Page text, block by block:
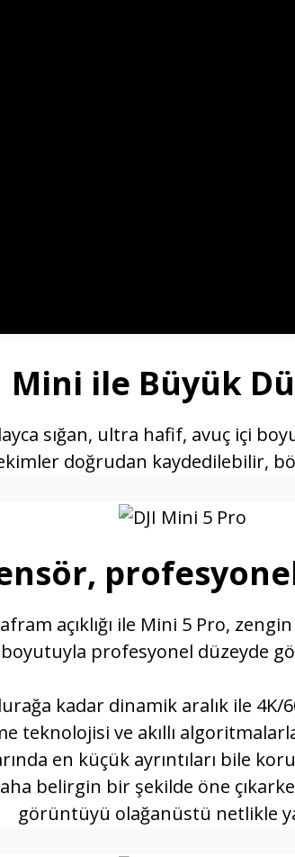
Mini ile Büyük
sığan, ultra hafif, avuç içi
doğrudan kaydedilebilir,
açıklığı ile Mini 5 Pro,
profesyonel düzeyde
kadar dinamik aralık ile 4K/
teknolojisi ve akıllı
en küçük ayrıntıları bile
belirgin bir şekilde öne
görüntüyü olağanüstü netlikle